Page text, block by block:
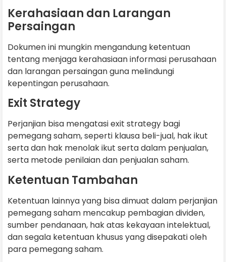
Kerahasiaan dan Larangan
Persaingan
Dokumen ini mungkin mengandung ketentuan
tentang menjaga kerahasiaan informasi perusahaan
dan larangan persaingan guna melindungi
kepentingan perusahaan.
Exit Strategy
Perjanjian bisa mengatasi exit strategy bagi
pemegang saham, seperti klausa beli-jual, hak ikut
serta dan hak menolak ikut serta dalam penjualan,
serta metode penilaian dan penjualan saham.
Ketentuan Tambahan
Ketentuan lainnya yang bisa dimuat dalam perjanjian
pemegang saham mencakup pembagian dividen,
sumber pendanaan, hak atas kekayaan intelektual,
dan segala ketentuan khusus yang disepakati oleh
para pemegang saham.